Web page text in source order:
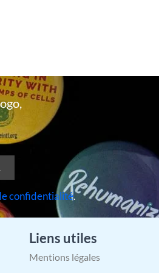
confidentialité.
Liens utiles
Mentions légales